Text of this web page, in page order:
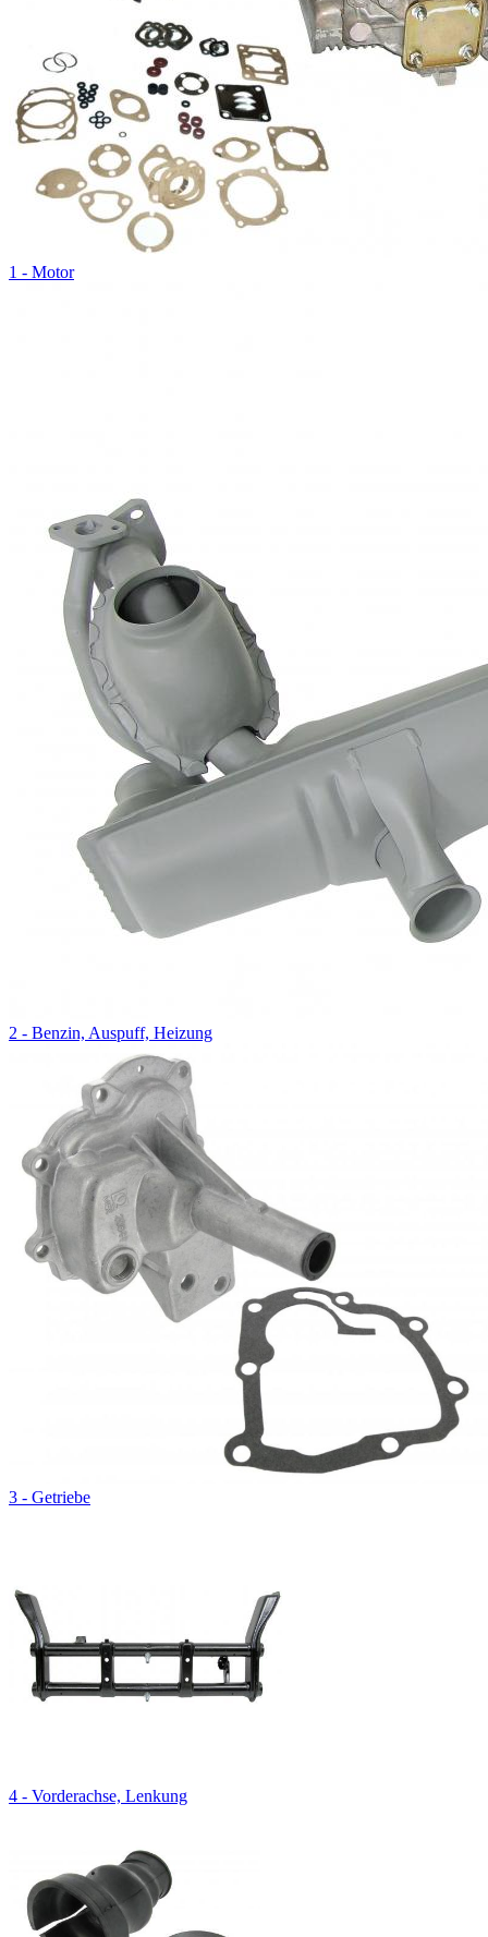
1 - Motor
2 - Benzin, Auspuff, Heizung
3 - Getriebe
4 - Vorderachse, Lenkung